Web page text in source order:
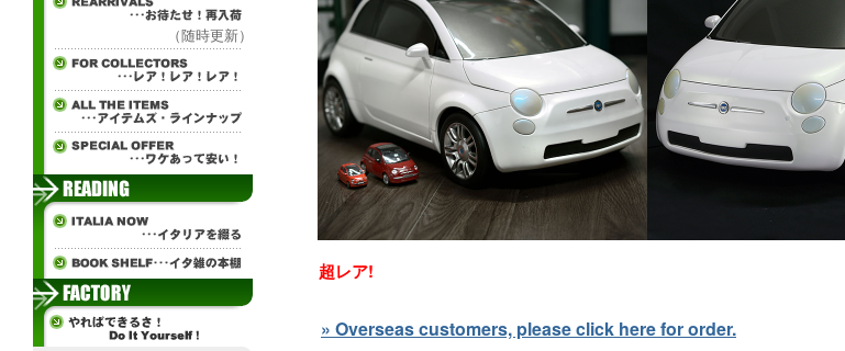
（随時更新）
超レア!
» Overseas customers, please click here for order.